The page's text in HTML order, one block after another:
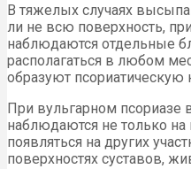
В тяжелых случаях
ли не всю поверхность,
наблюдаются отдельные
располагаться в любом
образуют псориатическую
При вульгарном псориазе
наблюдаются не только
появляться на других
поверхностях суставов,